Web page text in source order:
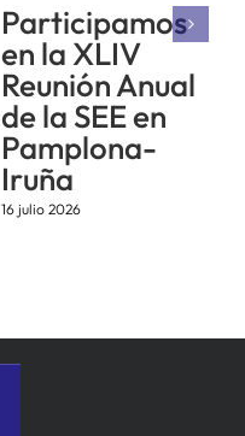
Participamos
en la XLIV
Reunión Anual
de la SEE en
Pamplona-
Iruña
16 julio 2026